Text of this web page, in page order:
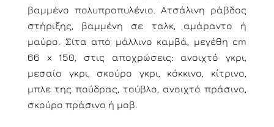
βαμμένο πολυπροπυλένιο. Ατσάλινη ράβδος
στήριξης, βαμμένη σε ταλκ, αμάραντο ή
μαύρο. Σίτα από μάλλινο καμβά, μεγέθη cm
66 x 150, στις αποχρώσεις: ανοιχτό γκρι,
μεσαίο γκρι, σκούρο γκρι, κόκκινο, κίτρινο,
μπλε της πούδρας, τούβλο, ανοιχτό πράσινο,
σκούρο πράσινο ή μοβ.